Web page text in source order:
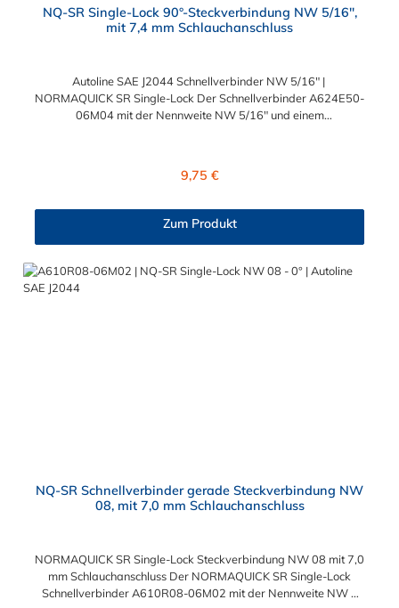
NQ-SR Single-Lock 90°-Steckverbindung NW 5/16",
mit 7,4 mm Schlauchanschluss
Autoline SAE J2044 Schnellverbinder NW 5/16" |
NORMAQUICK SR Single-Lock Der Schnellverbinder A624E50-
06M04 mit der Nennweite NW 5/16" und einem
Inneren des Autoline SAE J2044 Schnellverbinder NW 5/16"
Die Serie NORMAQUICK SR Single-Lock entspricht der
ehemaligen Produktreihe Parker Autoline.
Regulärer Preis:
9,75 €
Zum Produkt
NQ-SR Schnellverbinder gerade Steckverbindung NW
08, mit 7,0 mm Schlauchanschluss
NORMAQUICK SR Single-Lock Steckverbindung NW 08 mit 7,0
mm Schlauchanschluss Der NORMAQUICK SR Single-Lock
Schnellverbinder A610R08-06M02 mit der Nennweite NW 8